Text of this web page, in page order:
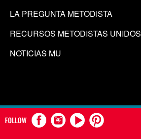
LA PREGUNTA METODISTA
RECURSOS METODISTAS UNIDOS
NOTICIAS MU
FOLLOW